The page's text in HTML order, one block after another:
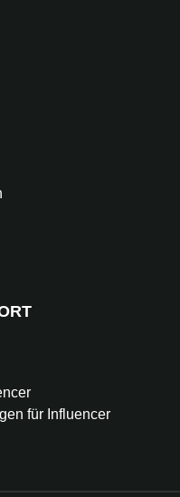
für Influencer